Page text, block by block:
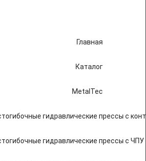
Главная
Каталог
MetalTec
гидравлические прессы с
гидравлические прессы с